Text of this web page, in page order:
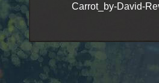
Carrot_by-David-